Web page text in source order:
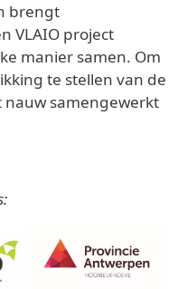
brengt
VLAIO project
manier samen. Om
te stellen van de
nauw samengewerkt